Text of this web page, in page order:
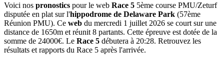
Voici nos pronostics pour le web Race 5 5ème course PMU/Zeturf
disputée en plat sur l'hippodrome de Delaware Park (57ème
Réunion PMU). Ce web du mercredi 1 juillet 2026 se court sur une
distance de 1650m et réunit 8 partants. Cette épreuve est dotée de la
somme de 24000€. Le Race 5 débutera à 20:28. Retrouvez les
résultats et rapports du Race 5 après l'arrivée.